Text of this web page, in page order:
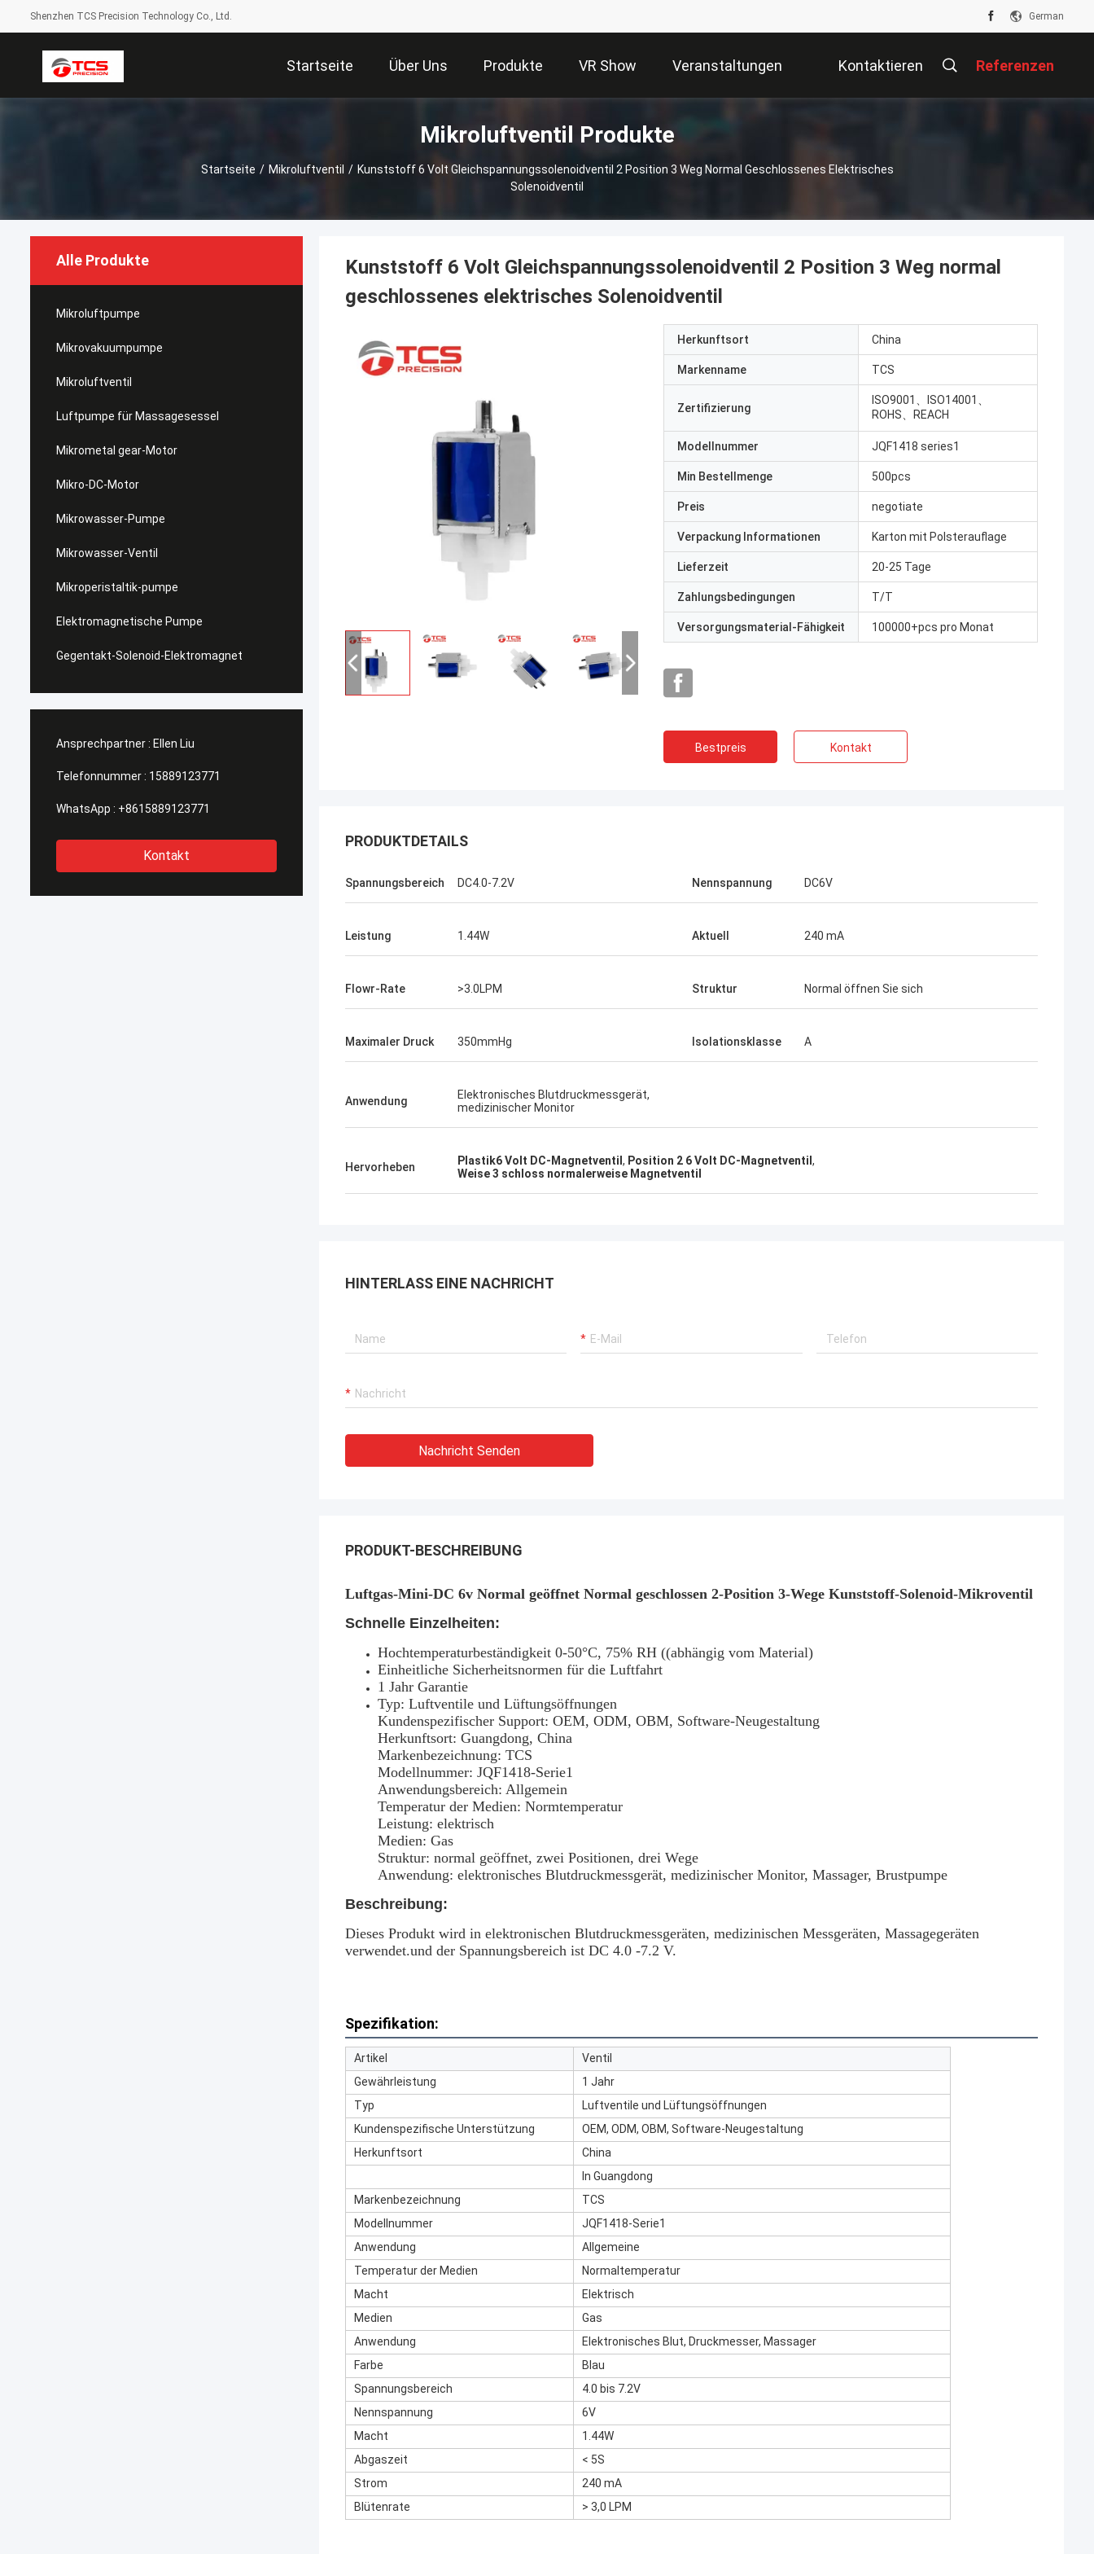
Shenzhen TCS Precision Technology Co., Ltd. German
Startseite Über Uns Produkte VR Show Veranstaltungen Kontaktieren Referenzen
Mikroluftventil Produkte
Startseite / Mikroluftventil / Kunststoff 6 Volt Gleichspannungssolenoidventil 2 Position 3 Weg Normal Geschlossenes Elektrisches
Solenoidventil
Alle Produkte
Mikroluftpumpe
Mikrovakuumpumpe
Mikroluftventil
Luftpumpe für Massagesessel
Mikrometal gear-Motor
Mikro-DC-Motor
Mikrowasser-Pumpe
Mikrowasser-Ventil
Mikroperistaltik-pumpe
Elektromagnetische Pumpe
Gegentakt-Solenoid-Elektromagnet
Ansprechpartner : Ellen Liu
Telefonnummer : 15889123771
WhatsApp : +8615889123771
Kontakt
Kunststoff 6 Volt Gleichspannungssolenoidventil 2 Position 3 Weg normal
geschlossenes elektrisches Solenoidventil
Herkunftsort China
Markenname TCS
Zertifizierung
ISO9001、ISO14001、
ROHS、REACH
Modellnummer JQF1418 series1
Min Bestellmenge 500pcs
Preis negotiate
Verpackung Informationen Karton mit Polsterauflage
Lieferzeit 20-25 Tage
Zahlungsbedingungen T/T
Versorgungsmaterial-Fähigkeit 100000+pcs pro Monat
Bestpreis Kontakt
PRODUKTDETAILS
Spannungsbereich DC4.0-7.2V Nennspannung DC6V
Leistung 1.44W Aktuell 240 mA
Flowr-Rate >3.0LPM Struktur Normal öffnen Sie sich
Maximaler Druck 350mmHg Isolationsklasse A
Anwendung
Elektronisches Blutdruckmessgerät,
medizinischer Monitor
Hervorheben Plastik6 Volt DC-Magnetventil , Position 2 6 Volt DC-Magnetventil ,
Weise 3 schloss normalerweise Magnetventil
HINTERLASS EINE NACHRICHT
Nachricht Senden
PRODUKT-BESCHREIBUNG
Luftgas-Mini-DC 6v Normal geöffnet Normal geschlossen 2-Position 3-Wege Kunststoff-Solenoid-Mikroventil
Schnelle Einzelheiten:
Hochtemperaturbeständigkeit 0-50°C, 75% RH ((abhängig vom Material)
Einheitliche Sicherheitsnormen für die Luftfahrt
1 Jahr Garantie
Typ: Luftventile und Lüftungsöffnungen
Kundenspezifischer Support: OEM, ODM, OBM, Software-Neugestaltung
Herkunftsort: Guangdong, China
Markenbezeichnung: TCS
Modellnummer: JQF1418-Serie1
Anwendungsbereich: Allgemein
Temperatur der Medien: Normtemperatur
Leistung: elektrisch
Medien: Gas
Struktur: normal geöffnet, zwei Positionen, drei Wege
Anwendung: elektronisches Blutdruckmessgerät, medizinischer Monitor, Massager, Brustpumpe
Beschreibung:
Dieses Produkt wird in elektronischen Blutdruckmessgeräten, medizinischen Messgeräten, Massagegeräten
verwendet.und der Spannungsbereich ist DC 4.0 -7.2 V.
Spezifikation:
Artikel
Ventil
Gewährleistung
1 Jahr
Typ
Luftventile und Lüftungsöffnungen
Kundenspezifische Unterstützung
OEM, ODM, OBM, Software-Neugestaltung
Herkunftsort
China
In Guangdong
Markenbezeichnung
TCS
Modellnummer
JQF1418-Serie1
Anwendung
Allgemeine
Temperatur der Medien
Normaltemperatur
Macht
Elektrisch
Medien
Gas
Anwendung
Elektronisches Blut, Druckmesser, Massager
Farbe
Blau
Spannungsbereich
4.0 bis 7.2V
Nennspannung
6V
Macht
1.44W
Abgaszeit
< 5S
Strom
240 mA
Blütenrate
> 3,0 LPM